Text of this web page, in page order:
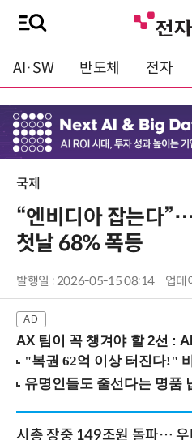
AI·SW 반도체 전자
국제
“엔비디아 잡는다
첫날 68% 폭등
발행일 : 2026-05-15 08:14 업
AX 팀이 꼭 챙겨야 할 2선 : AI 핀옵스
시총 장중 149조원 돌파… 우